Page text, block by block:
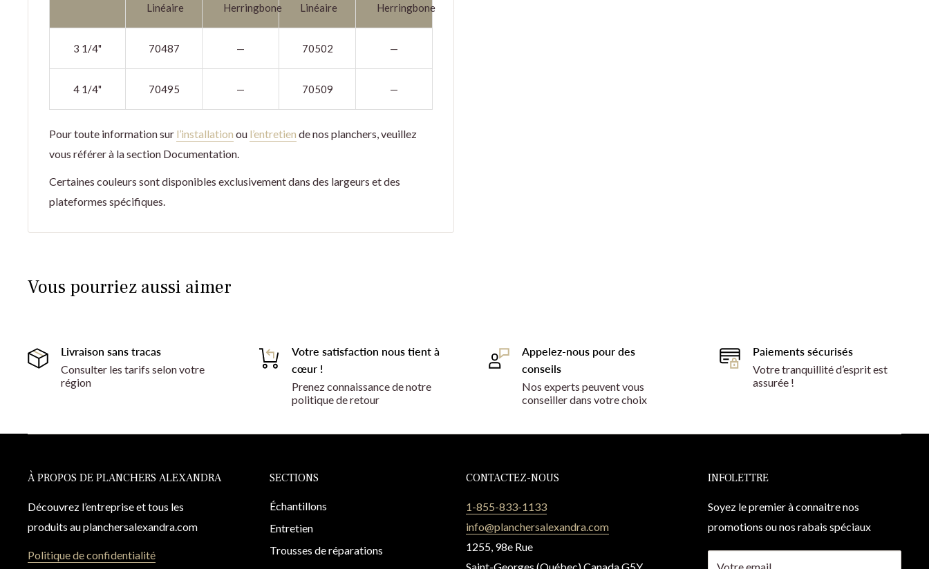
Linéaire Herringbone Linéaire Herringbone
3 1/4" 70487 — 70502 —
4 1/4" 70495 — 70509 —
Pour toute information sur l’installation ou l’entretien de nos planchers, veuillez
vous référer à la section Documentation.
Certaines couleurs sont disponibles exclusivement dans des largeurs et des
plateformes spécifiques.
Vous pourriez aussi aimer
Livraison sans tracas
Consulter les tarifs selon votre
région
Votre satisfaction nous tient à
cœur !
Prenez connaissance de notre
politique de retour
Appelez-nous pour des
conseils
Nos experts peuvent vous
conseiller dans votre choix
Paiements sécurisés
Votre tranquillité d’esprit est
assurée !
À PROPOS DE PLANCHERS ALEXANDRA
Découvrez l’entreprise et tous les
produits au planchersalexandra.com
Politique de confidentialité
SECTIONS
Échantillons
Entretien
Trousses de réparations
CONTACTEZ-NOUS
1-855-833-1133
info@planchersalexandra.com
1255, 98e Rue
INFOLETTRE
Soyez le premier à connaitre nos
promotions ou nos rabais spéciaux